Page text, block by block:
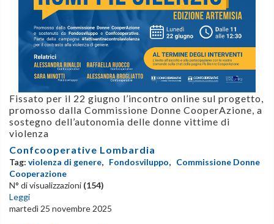
Fissato per il 22 giugno l’incontro online sul progetto,
promosso dalla Commissione Donne CooperAzione, a
sostegno dell’autonomia delle donne vittime di
violenza
Confcooperative Lombardia
Tag: violenza di genere, Fondosviluppo, Commissione Donne
Cooperazione
N° di visualizzazioni (154)
Leggi
martedì 25 novembre 2025